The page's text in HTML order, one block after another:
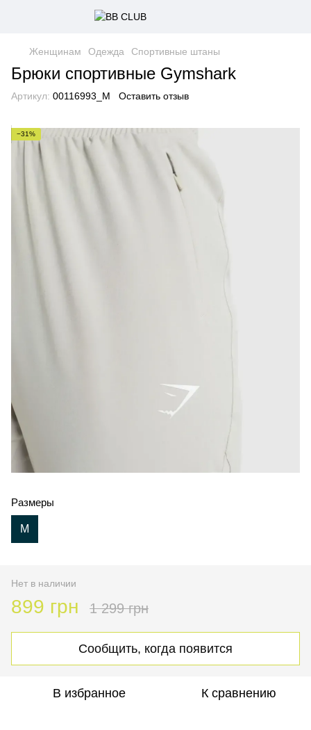
Женщинам Одежда Спортивные штаны
Брюки спортивные Gymshark
Артикул: 00116993_M Оставить отзыв
−31%
Размеры
M
Нет в наличии
899 грн 1 299 грн
Сообщить, когда появится
В избранное К сравнению